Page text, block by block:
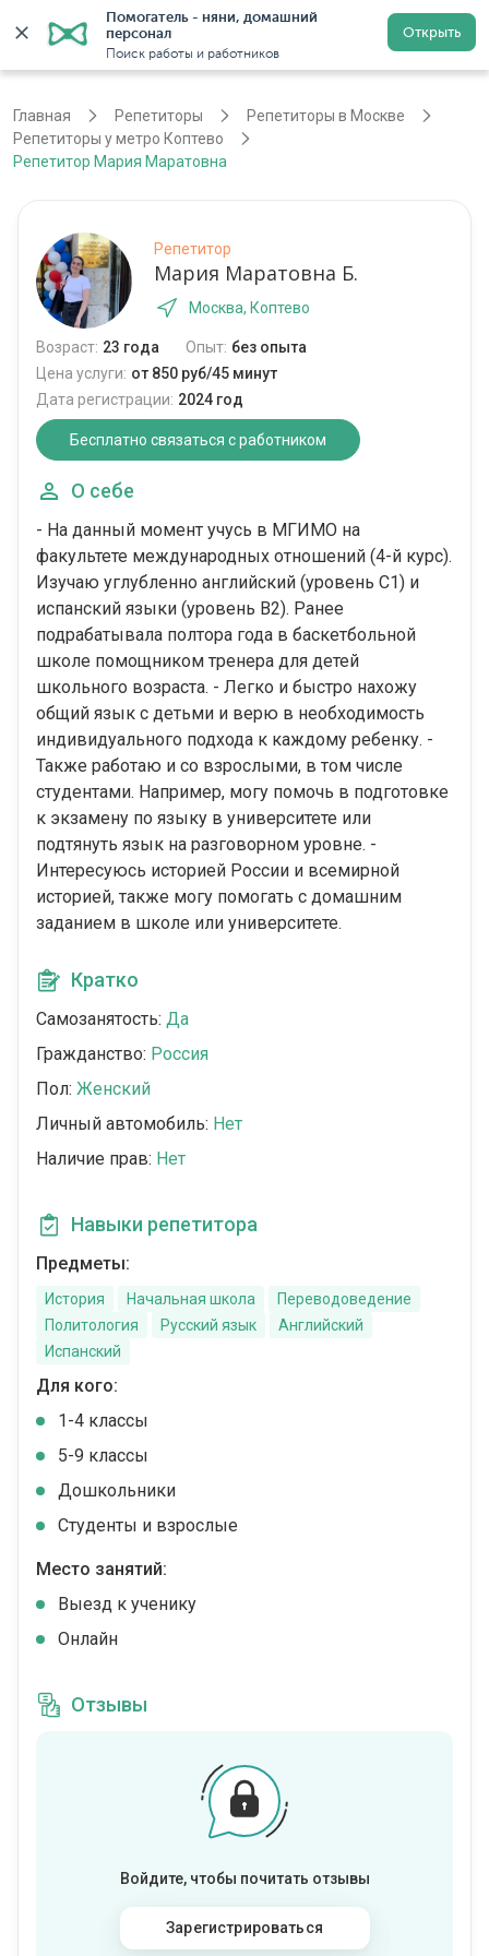
Помогатель - няни, домашний
персонал
Поиск работы и работников
Открыть
Регистрация
Главная Репетиторы
Репетиторы в Москве
Репетиторы у метро Коптево
Репетитор Мария Маратовна
Репетитор
Мария Маратовна Б.
Москва, Коптево
Возраст: 23 года Опыт: без опыта
Цена услуги: от 850 руб/45 минут
Дата регистрации: 2024 год
Бесплатно связаться с работником
О себе
- На данный момент учусь в МГИМО на
факультете международных отношений (4-й курс).
Изучаю углубленно английский (уровень С1) и
испанский языки (уровень B2). Ранее
подрабатывала полтора года в баскетбольной
школе помощником тренера для детей
школьного возраста. - Легко и быстро нахожу
общий язык с детьми и верю в необходимость
индивидуального подхода к каждому ребенку. -
Также работаю и со взрослыми, в том числе
студентами. Например, могу помочь в подготовке
к экзамену по языку в университете или
подтянуть язык на разговорном уровне. -
Интересуюсь историей России и всемирной
историей, также могу помогать с домашним
заданием в школе или университете.
Кратко
Самозанятость: Да
Гражданство: Россия
Пол: Женский
Личный автомобиль: Нет
Наличие прав: Нет
Навыки репетитора
Предметы:
История Начальная школа
Переводоведение
Политология
Русский язык
Английский
Испанский
Для кого:
1-4 классы
5-9 классы
Дошкольники
Студенты и взрослые
Место занятий:
Выезд к ученику
Онлайн
Отзывы
Войдите, чтобы почитать отзывы
Зарегистрироваться